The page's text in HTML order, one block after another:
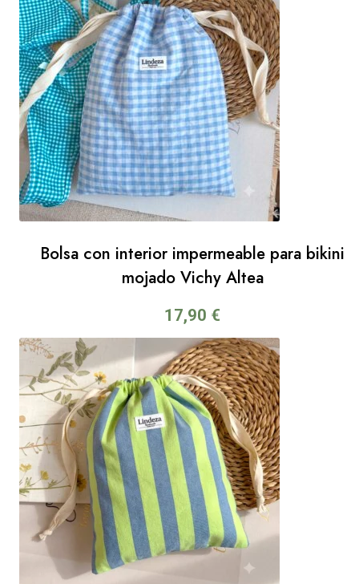
Bolsa con interior impermeable para bikini
mojado Vichy Altea
17,90 €